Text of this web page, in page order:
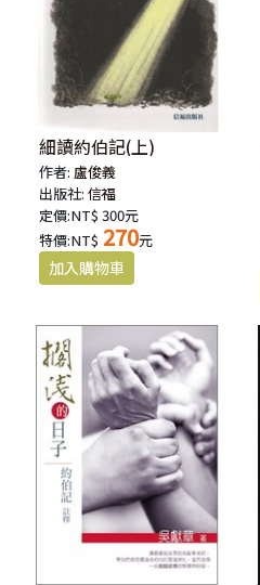
細讀約伯記(上)
作者:盧俊義
出版社:信福
定價:NT$ 300元
特價:NT$ 270元